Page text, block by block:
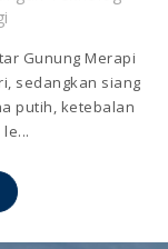
Gunung Merapi
sedangkan siang
putih, ketebalan